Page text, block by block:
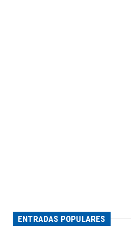
ENTRADAS POPULARES